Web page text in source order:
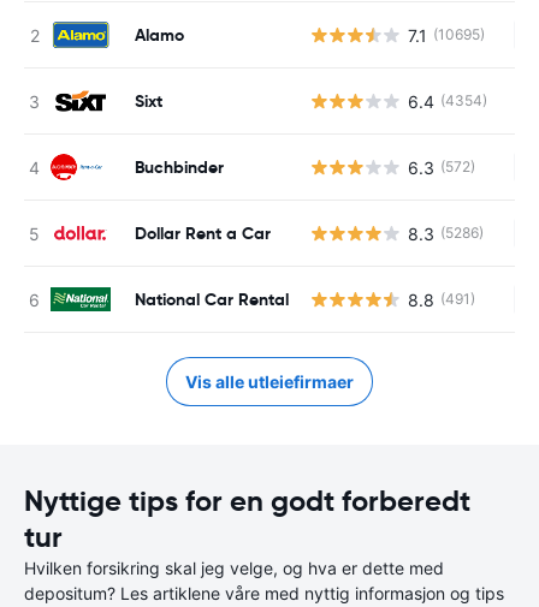
Alamo 7.1 (10695)
Sixt 6.4 (4354)
Buchbinder 6.3 (572)
Dollar Rent a Car 8.3 (5286)
National Car Rental 8.8 (491)
Vis alle utleiefirmaer
Nyttige tips for en godt forberedt
tur
Hvilken forsikring skal jeg velge, og hva er dette med
depositum? Les artiklene våre med nyttig informasjon og tips